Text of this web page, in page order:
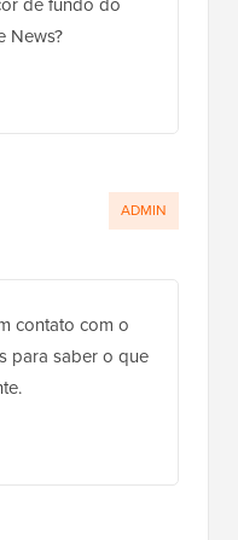
News?
contato com o
para saber o que
ADMIN